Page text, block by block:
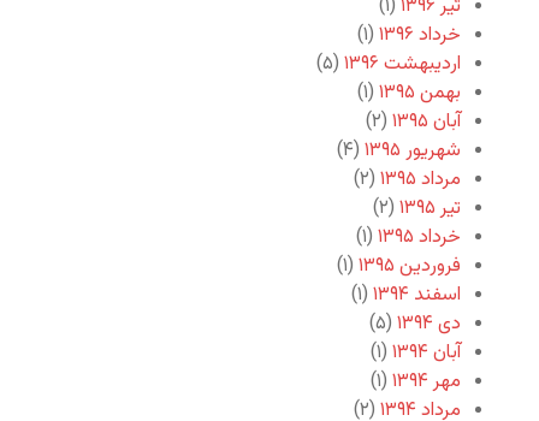
تیر ۱۳۹۶
(۱)
خرداد ۱۳۹۶
(۱)
اردیبهشت ۱۳۹۶
(۵)
بهمن ۱۳۹۵
(۱)
آبان ۱۳۹۵
(۲)
شهریور ۱۳۹۵
(۴)
مرداد ۱۳۹۵
(۲)
تیر ۱۳۹۵
(۲)
خرداد ۱۳۹۵
(۱)
فروردین ۱۳۹۵
(۱)
اسفند ۱۳۹۴
(۱)
دی ۱۳۹۴
(۵)
آبان ۱۳۹۴
(۱)
مهر ۱۳۹۴
(۱)
مرداد ۱۳۹۴
(۲)